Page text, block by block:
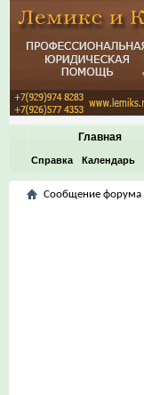
Главная
Справка Календарь
Сообщение форума